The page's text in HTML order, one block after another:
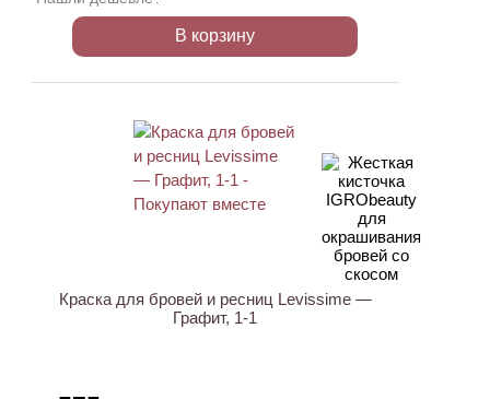
В корзину
Краска для бровей и ресниц Levissime —
Графит, 1-1